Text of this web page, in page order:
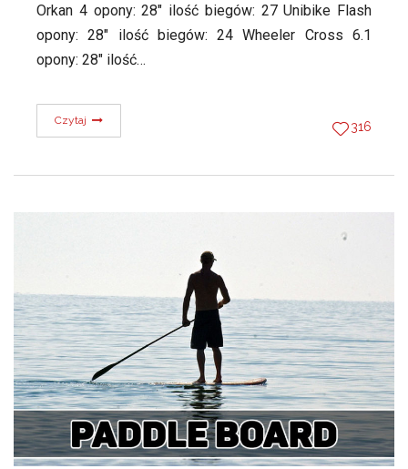
Orkan 4 opony: 28″ ilość biegów: 27 Unibike Flash
opony: 28″ ilość biegów: 24 Wheeler Cross 6.1
opony: 28″ ilość…
Czytaj 316